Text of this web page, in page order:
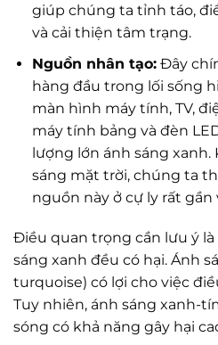
giúp chúng ta tỉnh táo,
và cải thiện tâm trạng.
Nguồn nhân tạo:Đây
hàng đầu trong lối sống
màn hình máy tính, TV,
máy tính bảng và đèn
lượng lớn ánh sáng
sáng mặt trời, chúng ta
nguồn này ở cự ly rất
Điều quan trọng cần lưu ý
sáng xanh đều có hại. Ánh
turquoise) có lợi cho việc
Tuy nhiên, ánh sáng xanh-
sóng có khả năng gây hại